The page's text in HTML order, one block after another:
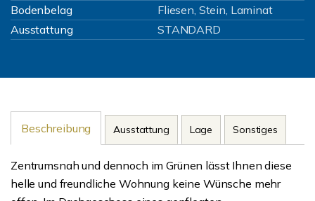
Bodenbelag
Fliesen, Stein, Laminat
Ausstattung
STANDARD
Beschreibung Ausstattung Lage Sonstiges
Zentrumsnah und dennoch im Grünen lässt Ihnen diese
helle und freundliche Wohnung keine Wünsche mehr